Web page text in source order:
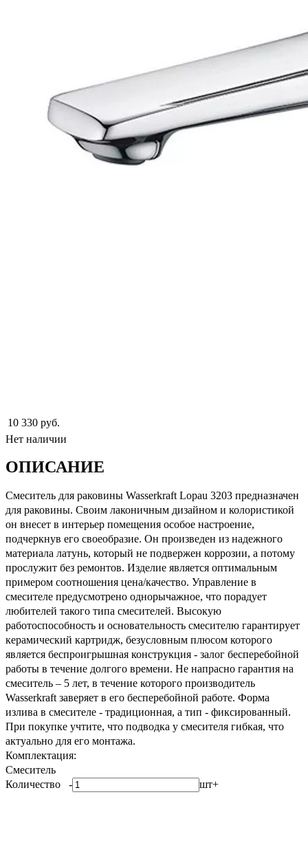
10 330 руб.
Нет наличии
ОПИСАНИЕ
Смеситель для раковины Wasserkraft Lopau 3203 предназначен
для раковины. Своим лаконичным дизайном и колористикой
он внесет в интерьер помещения особое настроение,
подчеркнув его своеобразие. Он произведен из надежного
материала латунь, который не подвержен коррозии, а потому
прослужит без ремонтов. Изделие является оптимальным
примером соотношения цена/качество. Управление в
смесителе предусмотрено однорычажное, что порадует
любителей такого типа смесителей. Высокую
работоспособность и основательность смесителю гарантирует
керамический картридж, безусловным плюсом которого
является беспроигрышная конструкция - залог бесперебойной
работы в течение долгого времени. Не напрасно гарантия на
смеситель – 5 лет, в течение которого производитель
Wasserkraft заверяет в его бесперебойной работе. Форма
излива в смесителе - традиционная, а тип - фиксированный.
При покупке учтите, что подводка у смесителя гибкая, что
актуально для его монтажа.
Комплектация:
Смеситель
Количество - шт+